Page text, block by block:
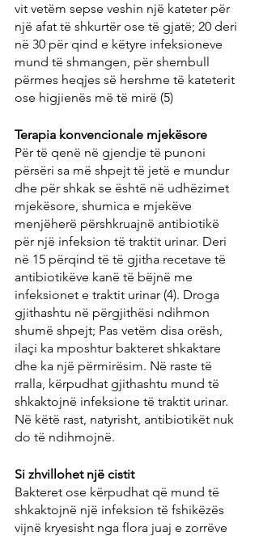
vit vetëm sepse veshin një kateter për
një afat të shkurtër ose të gjatë; 20 deri
në 30 për qind e këtyre infeksioneve
mund të shmangen, për shembull
përmes heqjes së hershme të kateterit
ose higjienës më të mirë (5)
Terapia konvencionale mjekësore
Për të qenë në gjendje të punoni
përsëri sa më shpejt të jetë e mundur
dhe për shkak se është në udhëzimet
mjekësore, shumica e mjekëve
menjëherë përshkruajnë antibiotikë
për një infeksion të traktit urinar. Deri
në 15 përqind të të gjitha recetave të
antibiotikëve kanë të bëjnë me
infeksionet e traktit urinar (4). Droga
gjithashtu në përgjithësi ndihmon
shumë shpejt; Pas vetëm disa orësh,
ilaçi ka mposhtur bakteret shkaktare
dhe ka një përmirësim. Në raste të
rralla, kërpudhat gjithashtu mund të
shkaktojnë infeksione të traktit urinar.
Në këtë rast, natyrisht, antibiotikët nuk
do të ndihmojnë.
Si zhvillohet një cistit
Bakteret ose kërpudhat që mund të
shkaktojnë një infeksion të fshikëzës
vijnë kryesisht nga flora juaj e zorrëve